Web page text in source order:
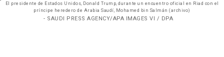
El presidente de Estados Unidos, Donald Trump, durante un encuentro oficial en Riad con el
príncipe heredero de Arabia Saudí, Mohamed bin Salmán (archivo)
- SAUDI PRESS AGENCY/APA IMAGES VI / DPA